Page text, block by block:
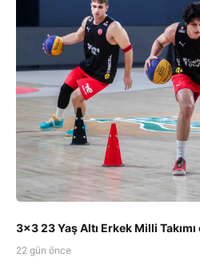
3x3 23 Yaş Altı Erkek Milli
22 gün önce